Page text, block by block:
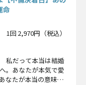
命
1回 2,970円（税込）
私だって本当は結婚
。あなたが本気で愛
なたが本当の意味で